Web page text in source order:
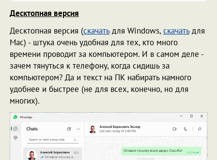
Десктопная версия
Десктопная версия (скачатьдля Windows, скачатьдля
Mac) - штука очень удобная для тех, кто много
времени проводит за компьютером. И в самом деле -
зачем тянуться к телефону, когда сидишь за
компьютером? Да и текст на ПК набирать намного
удобнее и быстрее (не для всех, конечно, но для
многих).